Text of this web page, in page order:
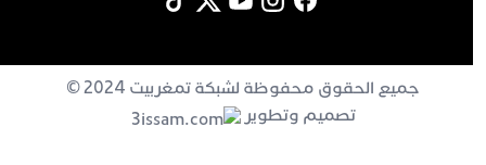
جميع الحقوق محفوظة لشبكة تمغربيت 2024 ©
تصميم وتطوير